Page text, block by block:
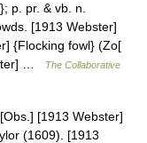
p. pr. & vb. n.
[1913 Webster]
{Flocking fowl} (Zo[
…
The Collaborative
[1913 Webster]
(1609). [1913